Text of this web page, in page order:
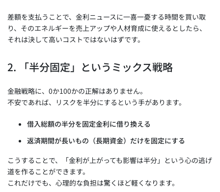
差額を支払うことで、金利ニュースに一喜一憂する時間を買い取
り、そのエネルギーを売上アップや人材育成に使えるとしたら、
それは決して高いコストではないはずです。
2. 「半分固定」というミックス戦略
金融戦略に、0か100かの正解はありません。
不安であれば、リスクを半分にするという手があります。
借入総額の半分を固定金利に借り換える
返済期間が長いもの（長期資金）だけを固定にする
こうすることで、「金利が上がっても影響は半分」という心の逃げ
道を作ることができます。
これだけでも、心理的な負担は驚くほど軽くなります。